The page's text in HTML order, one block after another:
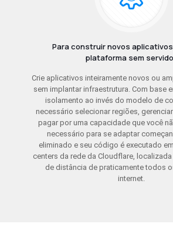
Para construir novos
plataforma sem
Crie aplicativos inteiramente novos ou
sem implantar infraestrutura. Com base
isolamento ao invés do modelo de
necessário selecionar regiões,
pagar por uma capacidade que você
necessário para se adaptar
eliminado e seu código é executado
centers da rede da Cloudflare,
de distância de praticamente todos
internet.